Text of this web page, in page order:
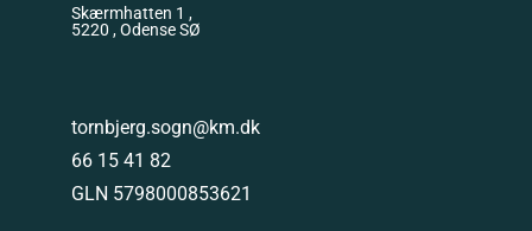
Skærmhatten 1 ,
5220 , Odense SØ
tornbjerg.sogn@km.dk
66 15 41 82
GLN 5798000853621